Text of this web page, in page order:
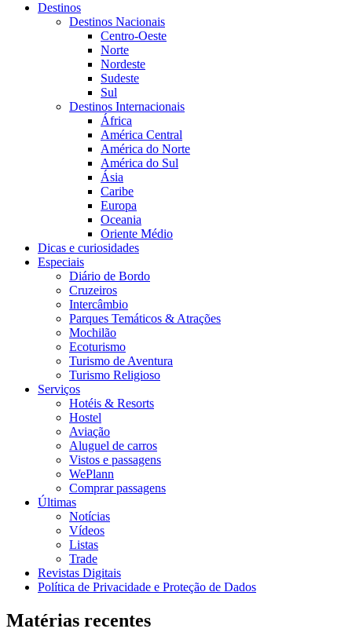
Destinos
Destinos Nacionais
Centro-Oeste
Norte
Nordeste
Sudeste
Sul
Destinos Internacionais
África
América Central
América do Norte
América do Sul
Ásia
Caribe
Europa
Oceania
Oriente Médio
Dicas e curiosidades
Especiais
Diário de Bordo
Cruzeiros
Intercâmbio
Parques Temáticos & Atrações
Mochilão
Ecoturismo
Turismo de Aventura
Turismo Religioso
Serviços
Hotéis & Resorts
Hostel
Aviação
Aluguel de carros
Vistos e passagens
WePlann
Comprar passagens
Últimas
Notícias
Vídeos
Listas
Trade
Revistas Digitais
Política de Privacidade e Proteção de Dados
Matérias recentes